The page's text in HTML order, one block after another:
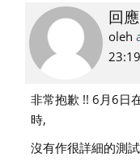
國
回
oleh
23:19
非常抱歉 !! 6月6日
時,
沒有作很詳細的測